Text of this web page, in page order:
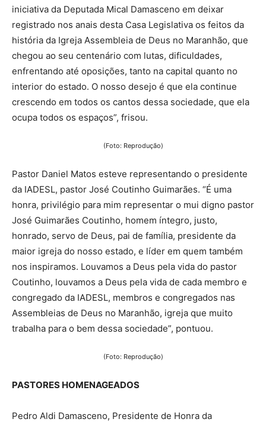
iniciativa da Deputada Mical Damasceno em deixar
registrado nos anais desta Casa Legislativa os feitos da
história da Igreja Assembleia de Deus no Maranhão, que
chegou ao seu centenário com lutas, dificuldades,
enfrentando até oposições, tanto na capital quanto no
interior do estado. O nosso desejo é que ela continue
crescendo em todos os cantos dessa sociedade, que ela
ocupa todos os espaços”, frisou.
(Foto: Reprodução)
Pastor Daniel Matos esteve representando o presidente
da IADESL, pastor José Coutinho Guimarães. “É uma
honra, privilégio para mim representar o mui digno pastor
José Guimarães Coutinho, homem íntegro, justo,
honrado, servo de Deus, pai de família, presidente da
maior igreja do nosso estado, e líder em quem também
nos inspiramos. Louvamos a Deus pela vida do pastor
Coutinho, louvamos a Deus pela vida de cada membro e
congregado da IADESL, membros e congregados nas
Assembleias de Deus no Maranhão, igreja que muito
trabalha para o bem dessa sociedade”, pontuou.
(Foto: Reprodução)
PASTORES HOMENAGEADOS
Pedro Aldi Damasceno, Presidente de Honra da